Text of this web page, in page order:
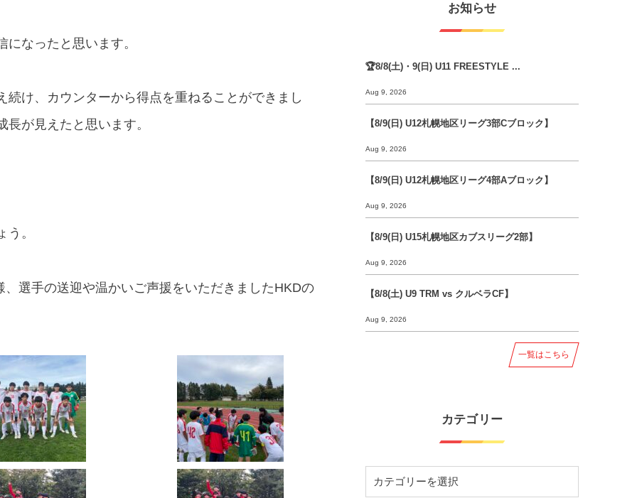
なったと思います。
け、カウンターから得点を重ねることができまし
が見えたと思います。
。
選手の送迎や温かいご声援をいただきましたHKDの
お知らせ
🏆8/8(土)・9(日) U11 FREESTYLE ...
Aug 9, 2026
【8/9(日) U12札幌地区リーグ3部Cブロック】
Aug 9, 2026
【8/9(日) U12札幌地区リーグ4部Aブロック】
Aug 9, 2026
【8/9(日) U15札幌地区カブスリーグ2部】
Aug 9, 2026
【8/8(土) U9 TRM vs クルベラCF】
Aug 9, 2026
一覧はこちら
カテゴリー